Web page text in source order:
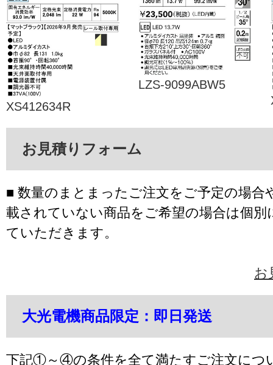
XS412634R
LZS-9099ABW5
お見積りフォーム
■ 数量のまとまったご注文をご予定の場合
載されていない商品をご希望の場合は個別
ていただきます。
お
大光電機商品限定：即日発送
下記①～④の条件を全て満たすご注文につ